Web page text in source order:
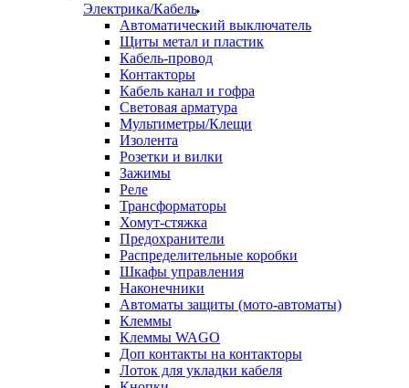
Электрика/Кабель
Автоматический выключатель
Щиты метал и пластик
Кабель-провод
Контакторы
Кабель канал и гофра
Световая арматура
Мультиметры/Клещи
Изолента
Розетки и вилки
Зажимы
Реле
Трансформаторы
Хомут-стяжка
Предохранители
Распределительные коробки
Шкафы управления
Наконечники
Автоматы защиты (мото-автоматы)
Клеммы
Клеммы WAGO
Доп контакты на контакторы
Лоток для укладки кабеля